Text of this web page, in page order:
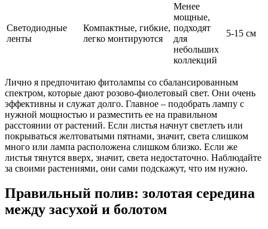
Светодиодные
ленты
Компактные, гибкие,
легко монтируются
Менее
мощные,
подходят
для
небольших
коллекций
5-15 см
Лично я предпочитаю фитолампы со сбалансированным
спектром, которые дают розово-фиолетовый свет. Они очень
эффективны и служат долго. Главное – подобрать лампу с
нужной мощностью и разместить ее на правильном
расстоянии от растений. Если листья начнут светлеть или
покрываться желтоватыми пятнами, значит, света слишком
много или лампа расположена слишком близко. Если же
листья тянутся вверх, значит, света недостаточно. Наблюдайте
за своими растениями, они сами подскажут, что им нужно.
Правильный полив: золотая середина
между засухой и болотом